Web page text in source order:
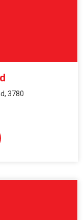
3780